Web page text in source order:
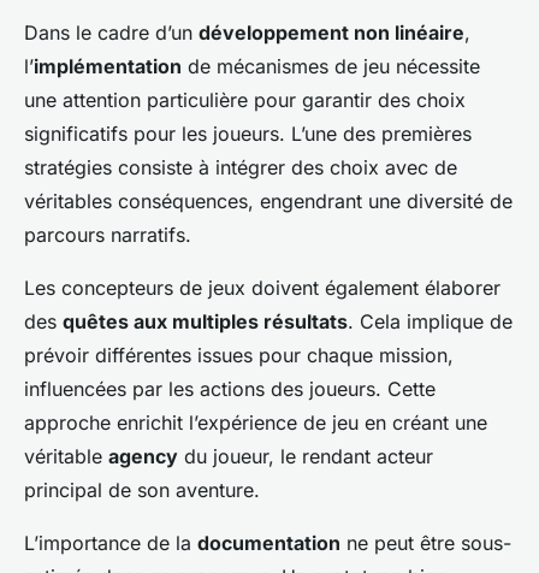
Dans le cadre d’un développement non linéaire,
l’implémentation de mécanismes de jeu nécessite
une attention particulière pour garantir des choix
significatifs pour les joueurs. L’une des premières
stratégies consiste à intégrer des choix avec de
véritables conséquences, engendrant une diversité de
parcours narratifs.
Les concepteurs de jeux doivent également élaborer
des quêtes aux multiples résultats. Cela implique de
prévoir différentes issues pour chaque mission,
influencées par les actions des joueurs. Cette
approche enrichit l’expérience de jeu en créant une
véritable agency du joueur, le rendant acteur
principal de son aventure.
L’importance de la documentation ne peut être sous-